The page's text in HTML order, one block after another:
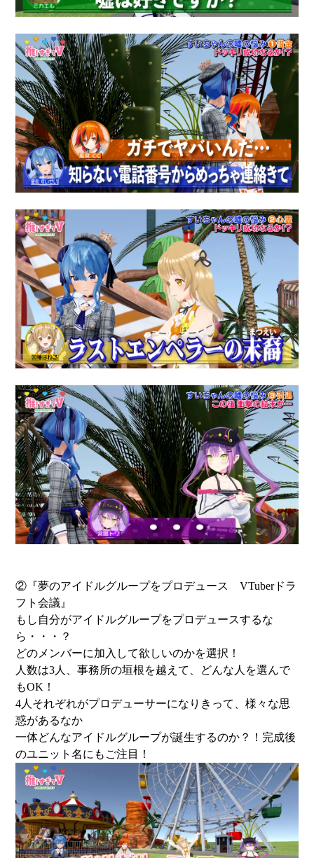
②『夢のアイドルグループをプロデュース VTuberドラ
フト会議』
もし自分がアイドルグループをプロデュースするな
ら・・・？
どのメンバーに加入して欲しいのかを選択！
人数は3人、事務所の垣根を越えて、どんな人を選んで
もOK！
4人それぞれがプロデューサーになりきって、様々な思
惑があるなか
一体どんなアイドルグループが誕生するのか？！完成後
のユニット名にもご注目！